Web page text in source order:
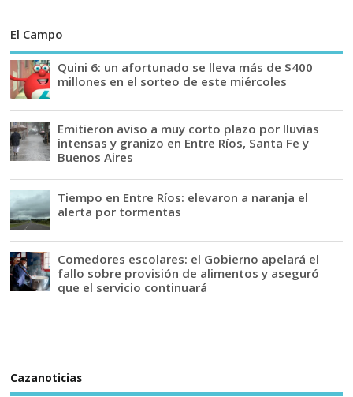
El Campo
Quini 6: un afortunado se lleva más de $400
millones en el sorteo de este miércoles
Emitieron aviso a muy corto plazo por lluvias
intensas y granizo en Entre Ríos, Santa Fe y
Buenos Aires
Tiempo en Entre Ríos: elevaron a naranja el
alerta por tormentas
Comedores escolares: el Gobierno apelará el
fallo sobre provisión de alimentos y aseguró
que el servicio continuará
Cazanoticias